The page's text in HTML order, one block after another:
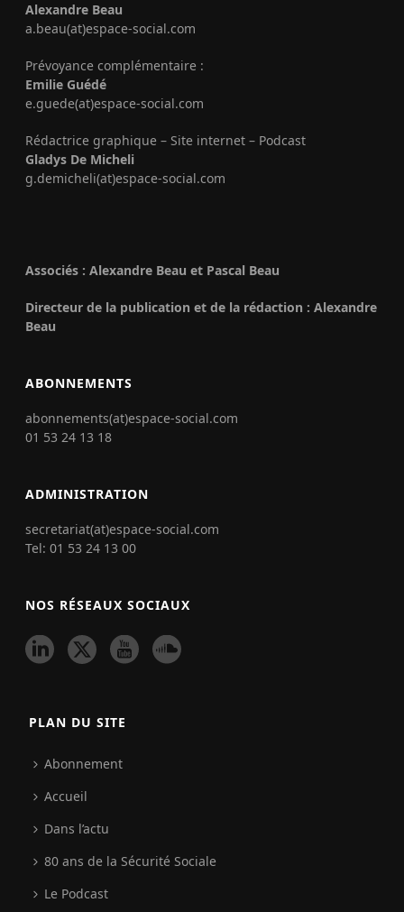
Alexandre Beau
a.beau(at)espace-social.com
Prévoyance complémentaire :
Emilie Guédé
e.guede(at)espace-social.com
Rédactrice graphique – Site internet – Podcast
Gladys De Micheli
g.demicheli(at)espace-social.com
Associés : Alexandre Beau et Pascal Beau
Directeur de la publication et de la rédaction : Alexandre
Beau
ABONNEMENTS
abonnements(at)espace-social.com
01 53 24 13 18
ADMINISTRATION
secretariat(at)espace-social.com
Tel: 01 53 24 13 00
NOS RÉSEAUX SOCIAUX
PLAN DU SITE
Abonnement
Accueil
Dans l’actu
80 ans de la Sécurité Sociale
Le Podcast